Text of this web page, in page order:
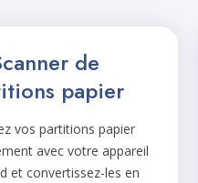
de
papier
vos partitions papier
avec votre appareil
et convertissez-les en